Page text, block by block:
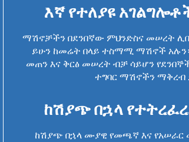
እኛ የተለያዩ
ማሽኖቻችን በደንበኛው ምህንድስና መሠረት
ይሁን ከመሬት በላይ ተስማሚ ማሽኖች
መጠን እና ቅርፅ መሠረት ብቻ ሳይሆን
ተግባር ማሽኖችን ማቅረብ
ከሽያጭ በኋላ
ከሽያጭ በኋላ ሙያዊ የመጫኛ እና የአሠራር